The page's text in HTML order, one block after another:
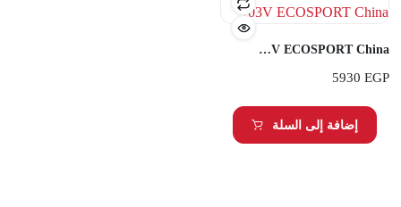
Transmate 245/45R20 103V ECOSPORT China
5930 EGP
إضافة إلى السلة